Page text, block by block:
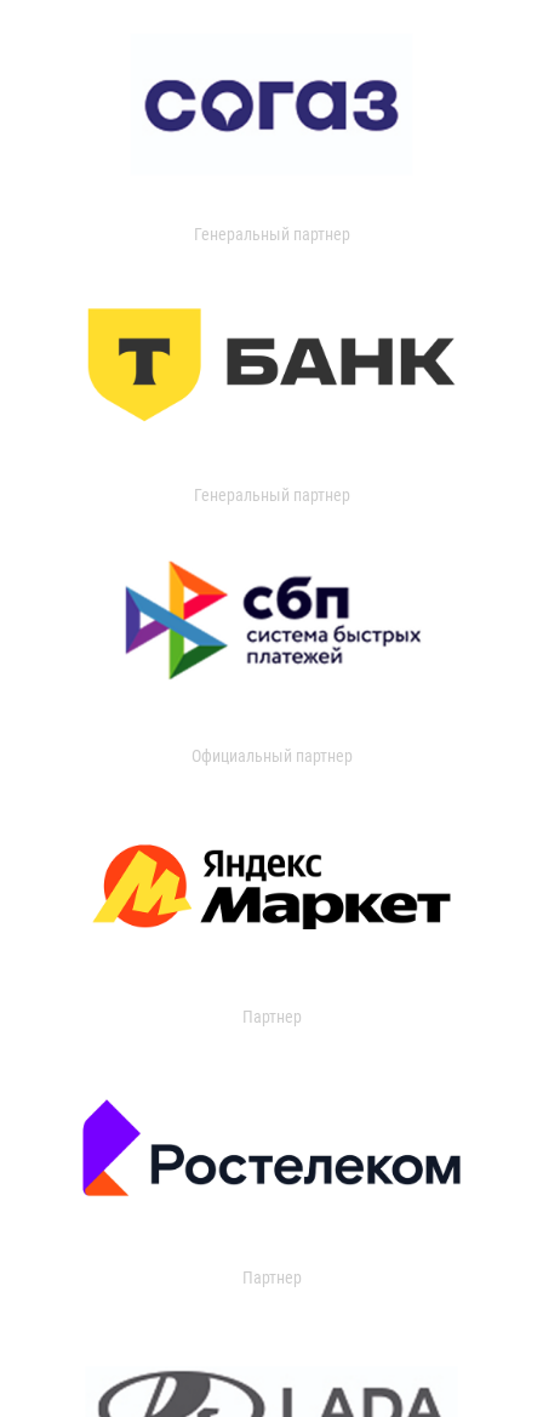
Генеральный партнер
Генеральный партнер
Официальный партнер
Партнер
Партнер